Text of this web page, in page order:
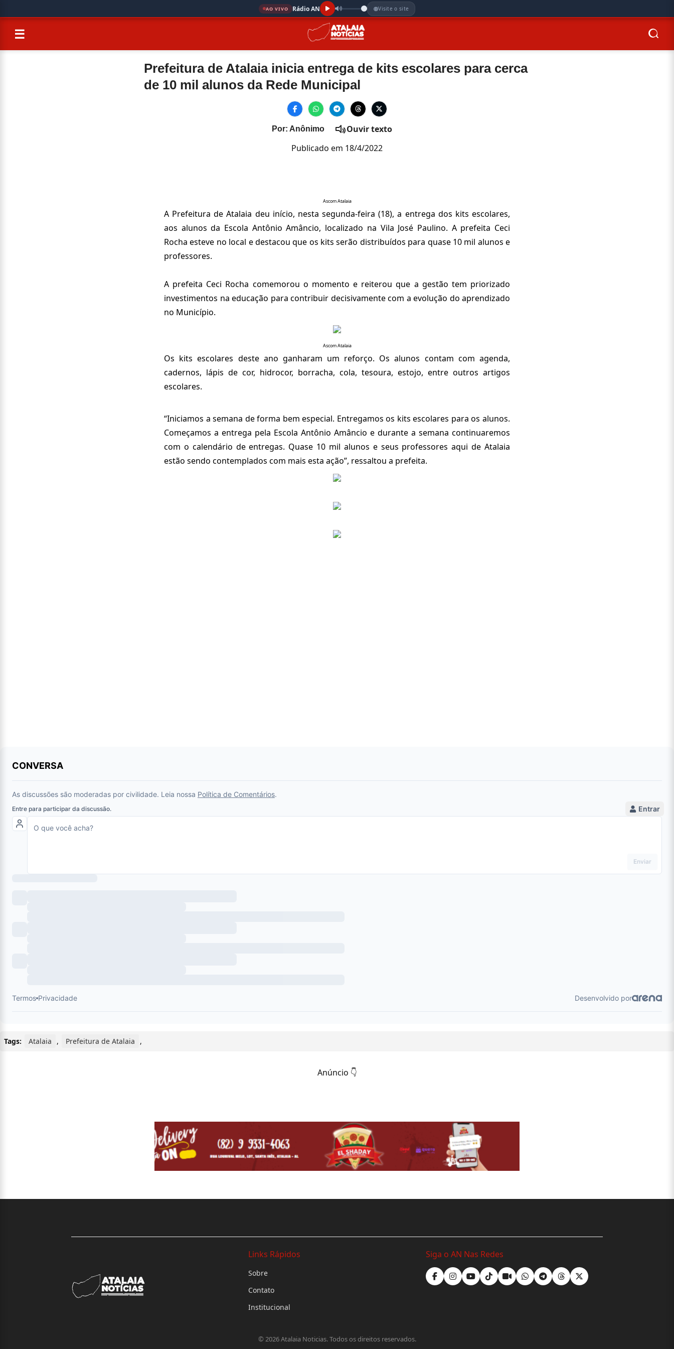
AO VIVO Rádio AN Visite o site
☰
Prefeitura de Atalaia inicia entrega de kits escolares para cerca
de 10 mil alunos da Rede Municipal
Por: Anônimo
Ouvir texto
Publicado em 18/4/2022
Ascom Atalaia
A Prefeitura de Atalaia deu início, nesta segunda-feira (18), a entrega dos kits escolares,
aos alunos da Escola Antônio Amâncio, localizado na Vila José Paulino. A prefeita Ceci
Rocha esteve no local e destacou que os kits serão distribuídos para quase 10 mil alunos e
professores.
A prefeita Ceci Rocha comemorou o momento e reiterou que a gestão tem priorizado
investimentos na educação para contribuir decisivamente com a evolução do aprendizado
no Município.
Ascom Atalaia
Os kits escolares deste ano ganharam um reforço. Os alunos contam com agenda,
cadernos, lápis de cor, hidrocor, borracha, cola, tesoura, estojo, entre outros artigos
escolares.
“Iniciamos a semana de forma bem especial. Entregamos os kits escolares para os alunos.
Começamos a entrega pela Escola Antônio Amâncio e durante a semana continuaremos
com o calendário de entregas. Quase 10 mil alunos e seus professores aqui de Atalaia
estão sendo contemplados com mais esta ação”, ressaltou a prefeita.
Tags: Atalaia , Prefeitura de Atalaia ,
Anúncio 👇
Links Rápidos
Sobre
Contato
Institucional
Siga o AN Nas Redes
© 2026Atalaia Noticias. Todos os direitos reservados.